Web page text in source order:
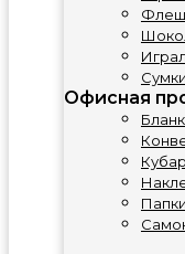
Сумки
Офисная
Папки